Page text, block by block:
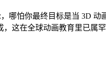
哪怕你最终目标是当 3D
在全球动画教育里已属